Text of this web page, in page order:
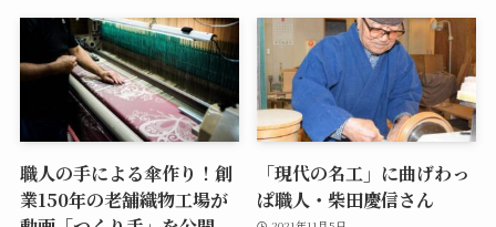
職人の手による傘作り！創
業150年の老舗織物工場が
「現代の名工」に曲げわっ
ぱ職人・柴田慶信さん